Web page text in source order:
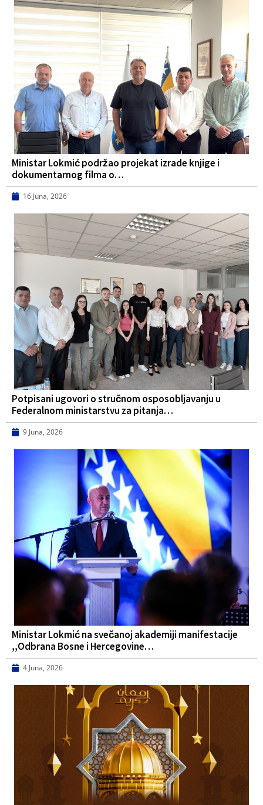
Ministar Lokmić podržao projekat izrade knjige i
dokumentarnog filma o…
16 Juna, 2026
Potpisani ugovori o stručnom osposobljavanju u
Federalnom ministarstvu za pitanja…
9 Juna, 2026
Ministar Lokmić na svečanoj akademiji manifestacije
,,Odbrana Bosne i Hercegovine…
4 Juna, 2026